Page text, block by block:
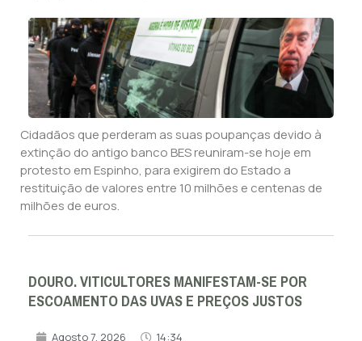
Cidadãos que perderam as suas poupanças devido à
extinção do antigo banco BES reuniram-se hoje em
protesto em Espinho, para exigirem do Estado a
restituição de valores entre 10 milhões e centenas de
milhões de euros.
DOURO. VITICULTORES MANIFESTAM-SE POR
ESCOAMENTO DAS UVAS E PREÇOS JUSTOS
Agosto 7, 2026 14:34